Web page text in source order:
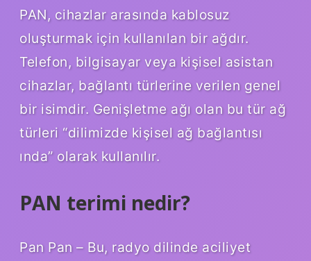
PAN, cihazlar arasında kablosuz
oluşturmak için kullanılan bir ağdır.
Telefon, bilgisayar veya kişisel asistan
cihazlar, bağlantı türlerine verilen genel
bir isimdir. Genişletme ağı olan bu tür ağ
türleri “dilimizde kişisel ağ bağlantısı
ında” olarak kullanılır.
PAN terimi nedir?
Pan Pan – Bu, radyo dilinde aciliyet